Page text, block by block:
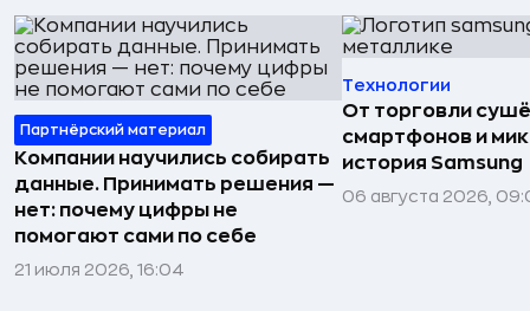
Партнёрский материал
Компании научились собирать
данные. Принимать решения —
нет: почему цифры не
помогают сами по себе
21 июля 2026, 16:04
Технологии
От торговли
смартфонов и
история Samsung
06 августа 2026,